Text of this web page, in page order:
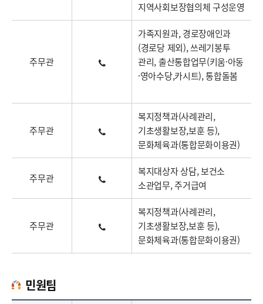
지역사회보장협의체 구성운영
주무관
가족지원과, 경로장애인과
(경로당 제외), 쓰레기봉투
관리, 출산통합업무(키움·아동
·영아수당,카시트), 통합돌봄
주무관
복지정책과(사례관리,
기초생활보장,보훈 등),
문화체육과(통합문화이용권)
주무관
복지대상자 상담, 보건소
소관업무, 주거급여
주무관
복지정책과(사례관리,
기초생활보장,보훈 등),
문화체육과(통합문화이용권)
민원팀
민원팀업무담당자의 정보로 직급, 전화번호, 담당업무를 안내하고 있습니다